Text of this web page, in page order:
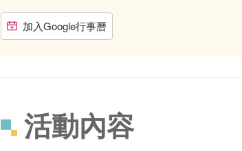
加入Google行事曆
活動內容